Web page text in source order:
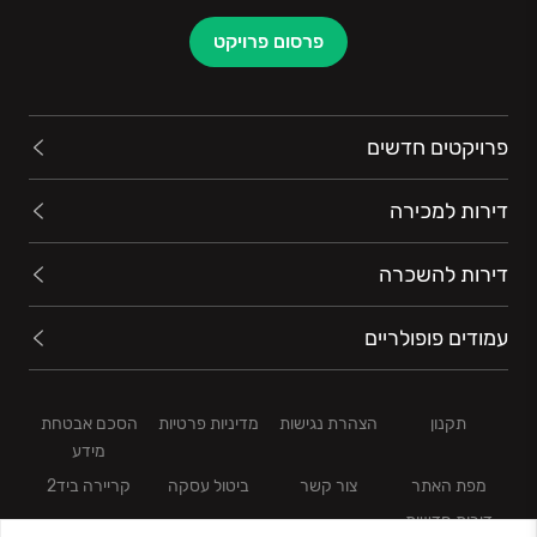
פרסום פרויקט
פרויקטים חדשים
דירות למכירה
דירות להשכרה
עמודים פופולריים
תקנון הצהרת נגישות מדיניות פרטיות
הסכם אבטחת
מידע
מפת האתר
צור קשר ביטול עסקה
קריירה ביד2
דירות חדשות